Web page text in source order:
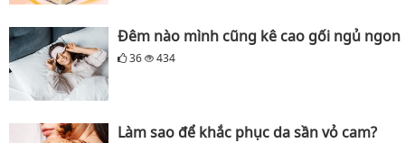
Đêm nào mình cũng kê cao gối ngủ ngon
36 434
Làm sao để khắc phục da sần vỏ cam?